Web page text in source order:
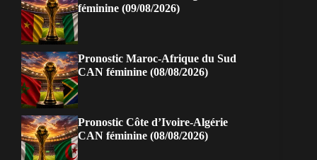
féminine (09/08/2026)
Pronostic Maroc-Afrique du Sud
CAN féminine (08/08/2026)
Pronostic Côte d’Ivoire-Algérie
CAN féminine (08/08/2026)